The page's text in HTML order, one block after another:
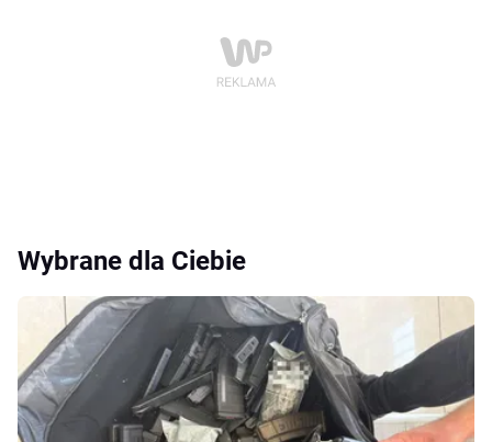
Wybrane dla Ciebie